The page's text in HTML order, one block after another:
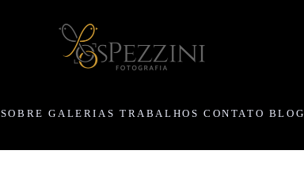
SOBRE GALERIAS TRABALHOS CONTATO BLOG